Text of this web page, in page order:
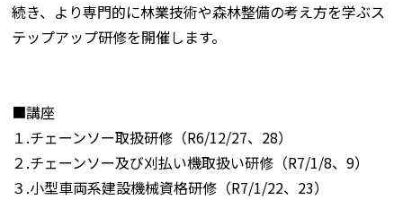
続き、より専門的に林業技術や森林整備の考え方を学ぶス
テップアップ研修を開催します。
■講座
１.チェーンソー取扱研修（R6/12/27、28）
２.チェーンソー及び刈払い機取扱い研修（R7/1/8、9）
３.小型車両系建設機械資格研修（R7/1/22、23）